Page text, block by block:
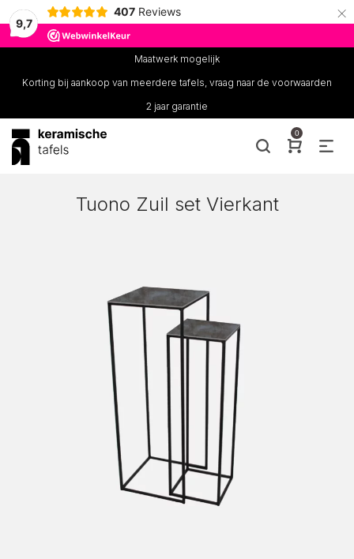
9,7
407 Reviews ×
Maatwerk mogelijk
Korting bij aankoop van meerdere tafels, vraag naar de voorwaarden
2 jaar garantie
0
Tuono Zuil set Vierkant